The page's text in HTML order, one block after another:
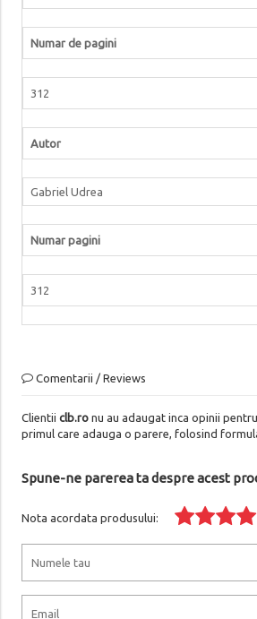
Numar de pagini
312
Autor
Gabriel Udrea
Numar pagini
312
Comentarii / Reviews
Clientii clb.ronu au adaugat inca opinii
primul care adauga o parere, folosind
Spune-ne parerea ta despre acest
Nota acordata produsului: